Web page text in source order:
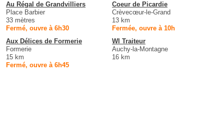
Au Régal de Grandvilliers
Place Barbier
33 mètres
Fermé, ouvre à 6h30
Coeur de Picardie
Crèvecœur-le-Grand
13 km
Fermée, ouvre à 10h
Aux Délices de Formerie
Formerie
15 km
Fermé, ouvre à 6h45
Wl Traiteur
Auchy-la-Montagne
16 km